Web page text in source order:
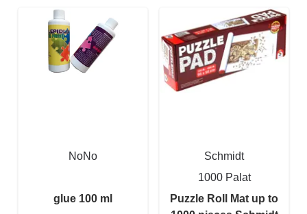
NoNo
glue 100 ml
Schmidt
1000 Palat
Puzzle Roll Mat up to